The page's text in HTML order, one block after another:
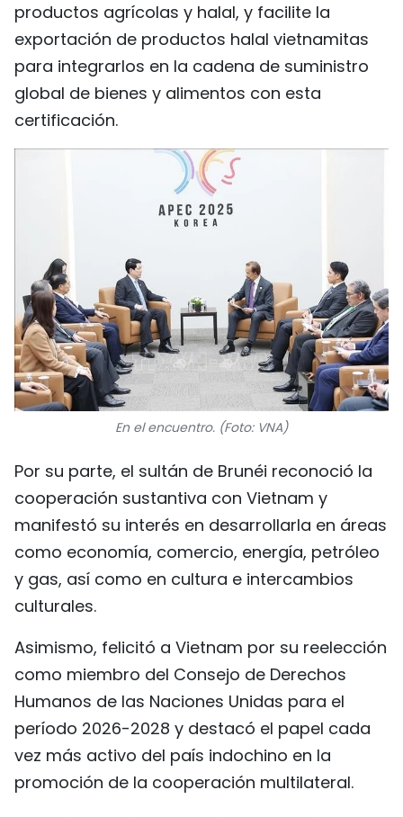
productos agrícolas y halal, y facilite la
exportación de productos halal vietnamitas
para integrarlos en la cadena de suministro
global de bienes y alimentos con esta
certificación.
En el encuentro. (Foto: VNA)
Por su parte, el sultán de Brunéi reconoció la
cooperación sustantiva con Vietnam y
manifestó su interés en desarrollarla en áreas
como economía, comercio, energía, petróleo
y gas, así como en cultura e intercambios
culturales.
Asimismo, felicitó a Vietnam por su reelección
como miembro del Consejo de Derechos
Humanos de las Naciones Unidas para el
período 2026-2028 y destacó el papel cada
vez más activo del país indochino en la
promoción de la cooperación multilateral.